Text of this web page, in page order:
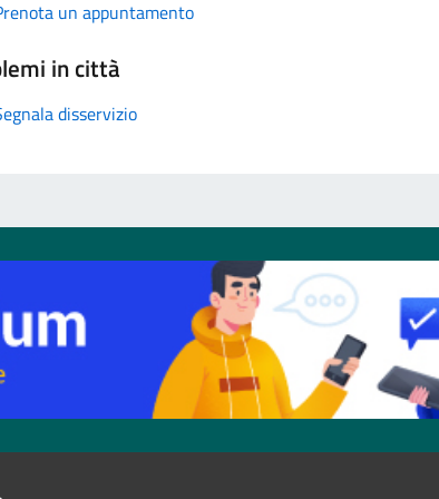
un appuntamento
in città
disservizio